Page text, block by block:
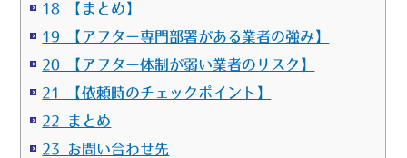
18 【まとめ】
19 【アフター専門部署がある業者の強み】
20 【アフター体制が弱い業者のリスク】
21 【依頼時のチェックポイント】
22 まとめ
23 お問い合わせ先